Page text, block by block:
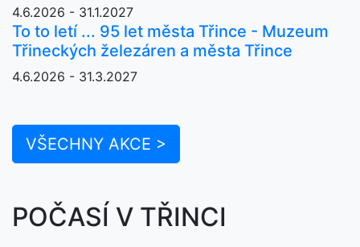
4.6.2026 - 31.1.2027
To to letí ... 95 let města Třince - Muzeum
Třineckých železáren a města Třince
4.6.2026 - 31.3.2027
VŠECHNY AKCE >
POČASÍ V TŘINCI